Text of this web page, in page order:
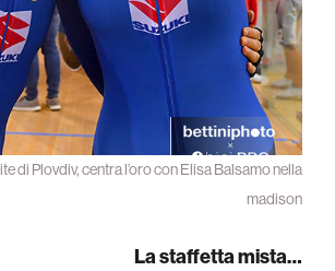
di Plovdiv, centra l’oro con Elisa Balsamo nella
madison
La staffetta mista…